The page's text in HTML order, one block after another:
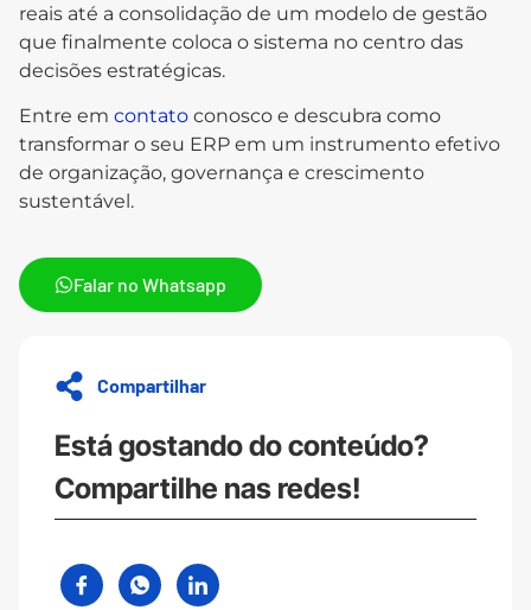
reais até a consolidação de um modelo de gestão
que finalmente coloca o sistema no centro das
decisões estratégicas.
Entre em contato conosco e descubra como
transformar o seu ERP em um instrumento efetivo
de organização, governança e crescimento
sustentável.
Falar no Whatsapp
Compartilhar
Está gostando do conteúdo?
Compartilhe nas redes!